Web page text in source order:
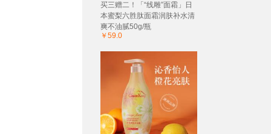
买三赠二！「“线雕”面霜」日
本蜜梨六胜肽面霜润肤补水清
爽不油腻50g/瓶
￥59.0